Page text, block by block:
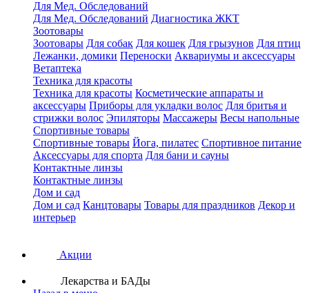
Для Мед. Обследований
Для Мед. Обследований Диагностика ЖКТ
Зоотовары
Зоотовары Для собак Для кошек Для грызунов Для птиц
Лежанки, домики Переноски Аквариумы и аксессуары
Ветаптека
Техника для красоты
Техника для красоты Косметические аппараты и
аксессуары Приборы для укладки волос Для бритья и
стрижки волос Эпиляторы Массажеры Весы напольные
Спортивные товары
Спортивные товары Йога, пилатес Спортивное питание
Аксессуары для спорта Для бани и сауны
Контактные линзы
Контактные линзы
Дом и сад
Дом и сад Канцтовары Товары для праздников Декор и
интерьер
Акции
Лекарства и БАДы